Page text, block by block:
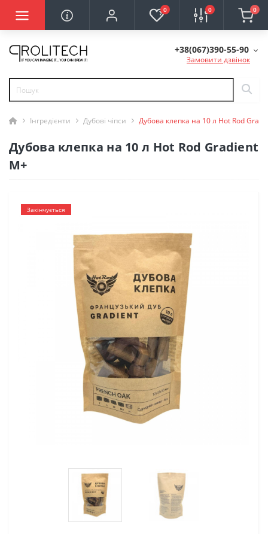
0 0 0
+38(067)390-55-90
Замовити дзвінок
Інгредієнти Дубові чіпси Дубова клепка на 10 л Hot Rod
Дубова клепка на 10 л Hot Rod Gradient
M+
Закінчується